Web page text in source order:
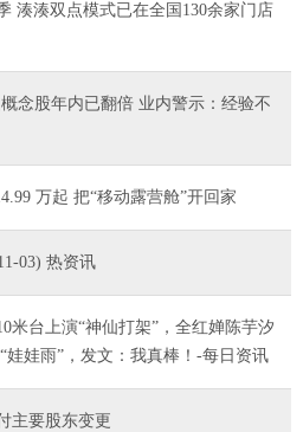
湊湊双点模式已在全国130余家门店
念股年内已翻倍 业内警示：经验不
每日动态!东风风行星海V9 14.99 万起 把“移动露营舱”开回家
03) 热资讯
米台上演“神仙打架”，全红婵陈芋汐
娃娃雨”，发文：我真棒！-每日资讯
主要股东变更